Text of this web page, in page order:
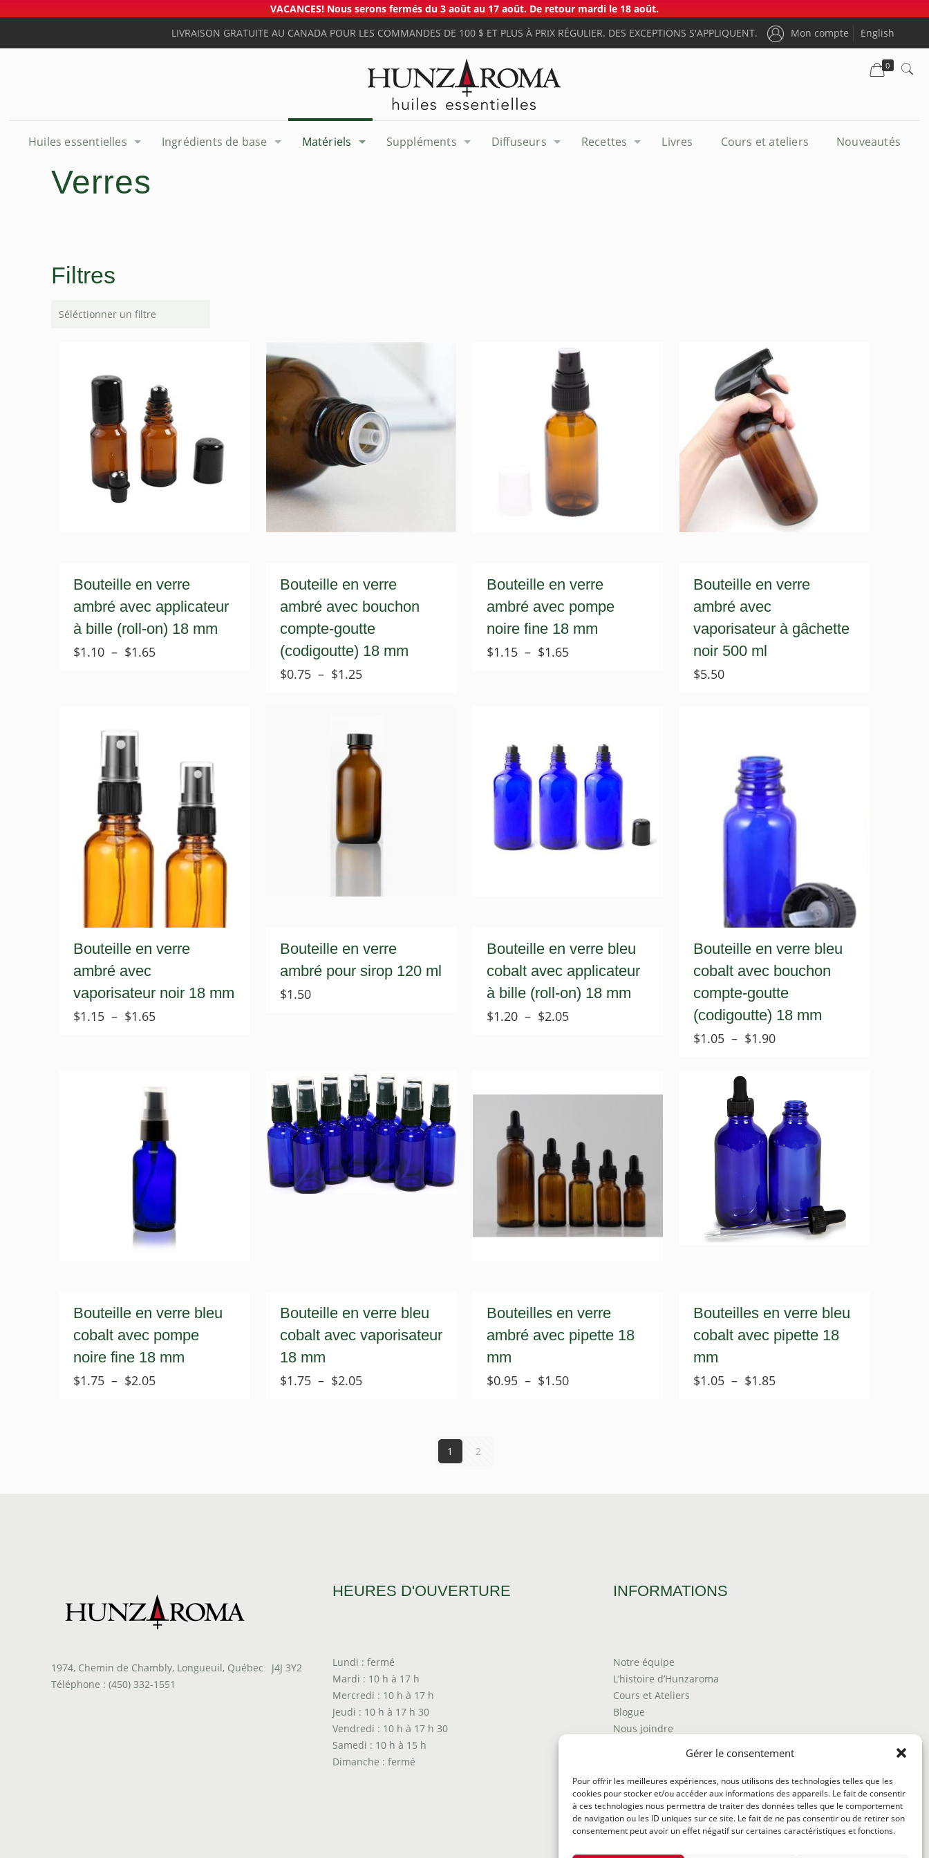
Gérer le consentement
Pour offrir les meilleures expériences, nous utilisons des technologies telles que les
cookies pour stocker et/ou accéder aux informations des appareils. Le fait de consentir
à ces technologies nous permettra de traiter des données telles que le comportement
de navigation ou les ID uniques sur ce site. Le fait de ne pas consentir ou de retirer son
consentement peut avoir un effet négatif sur certaines caractéristiques et fonctions.
VACANCES! Nous serons fermés du 3 août au 17 août. De retour mardi le 18 août.
LIVRAISON GRATUITE AU CANADA POUR LES COMMANDES DE 100 $ ET PLUS À PRIX RÉGULIER. DES EXCEPTIONS S'APPLIQUENT.
Mon compte English
Huiles essentielles Ingrédients de base Matériels Suppléments Diffuseurs Recettes Livres Cours et ateliers Nouveautés
0
Verres
Filtres
Bouteille en verre
ambré avec applicateur
à bille (roll-on) 18 mm
$1.10 – $1.65Plage
Bouteille en verre
ambré avec bouchon
compte-goutte
(codigoutte) 18 mm
$0.75 – $1.25Plage
à
$1.25
Bouteille en verre
ambré avec pompe
noire fine 18 mm
$1.15 – $1.65Plage
Bouteille en verre
ambré avec
vaporisateur à gâchette
noir 500 ml
$5.50
Bouteille en verre
ambré avec
vaporisateur noir 18 mm
$1.15 – $1.65Plage
$1.65
Bouteille en verre
ambré pour sirop 120 ml
$1.50
Bouteille en verre bleu
cobalt avec applicateur
à bille (roll-on) 18 mm
$1.20 – $2.05Plage
$2.05
Bouteille en verre bleu
cobalt avec bouchon
compte-goutte
(codigoutte) 18 mm
$1.05 – $1.90Plage
$1.90
Bouteille en verre bleu
cobalt avec pompe
noire fine 18 mm
$1.75 – $2.05Plage
Bouteille en verre bleu
cobalt avec vaporisateur
18 mm
$1.75 – $2.05Plage
Bouteilles en verre
ambré avec pipette 18
mm
$0.95 – $1.50Plage
Bouteilles en verre bleu
cobalt avec pipette 18
mm
$1.05 – $1.85Plage
1 2
1974, Chemin de Chambly, Longueuil, Québec J4J 3Y2
Téléphone : (450) 332-1551
HEURES D'OUVERTURE
Lundi : fermé
Mardi : 10 h à 17 h
Mercredi : 10 h à 17 h
Jeudi : 10 h à 17 h 30
Vendredi : 10 h à 17 h 30
Samedi : 10 h à 15 h
Dimanche : fermé
INFORMATIONS
Notre équipe
L’histoire d’Hunzaroma
Cours et Ateliers
Blogue
Nous joindre
Politique de frais d'envoi
Termes et conditions
Politique de remboursement